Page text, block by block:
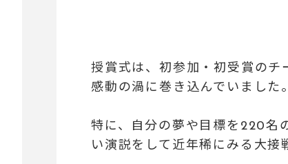
授賞式は、初参加・初受賞のチ
感動の渦に巻き込んでいました。
特に、自分の夢や目標を220名
い演説をして近年稀にみる大接